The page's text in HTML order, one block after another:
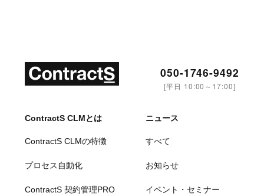
050-1746-9492
[平日 10:00～17:00]
ContractS CLMとは
ContractS CLMの特徴
プロセス自動化
ContractS 契約管理PRO
ニュース
すべて
お知らせ
イベント・セミナー